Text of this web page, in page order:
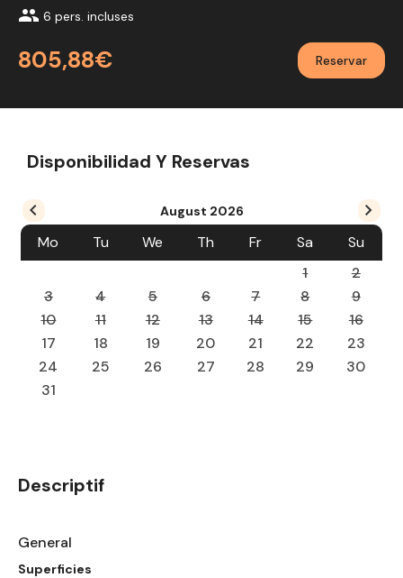
group 6 pers. incluses
805,88€ Reservar
Disponibilidad Y Reservas
August 2026
Mo Tu We Th Fr Sa
Su
1
2
3
4 5 6 7 8
9
10
11 12 13 14 15
16
17
18 19 20 21 22
23
24
25 26 27 28 29
30
31
Descriptif
General
Superficies